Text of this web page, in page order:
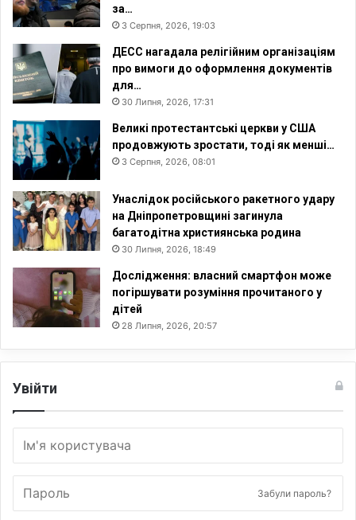
за…
3 Серпня, 2026, 19:03
ДЕСС нагадала релігійним організаціям
про вимоги до оформлення документів
для…
30 Липня, 2026, 17:31
Великі протестантські церкви у США
продовжують зростати, тоді як менші…
3 Серпня, 2026, 08:01
Унаслідок російського ракетного удару
на Дніпропетровщині загинула
багатодітна християнська родина
30 Липня, 2026, 18:49
Дослідження: власний смартфон може
погіршувати розуміння прочитаного у
дітей
28 Липня, 2026, 20:57
Увійти
Забули пароль?